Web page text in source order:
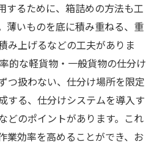
するために、箱詰めの方法も工
薄いものを底に積み重ねる、重
み上げるなどの工夫がありま
的な軽貨物・一般貨物の仕分け
つ扱わない、仕分け場所を限定
する、仕分けシステムを導入す
どのポイントがあります。これ
業効率を高めることができ、お